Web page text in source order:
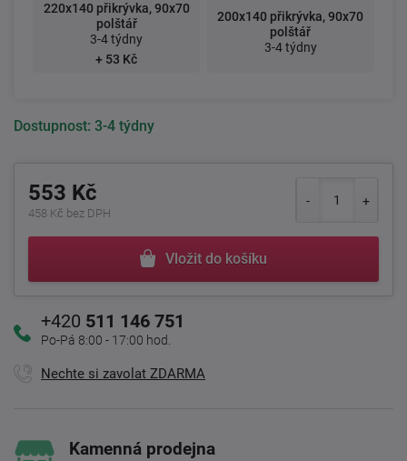
220x140 přikrývka, 90x70
polštář
3-4 týdny
+ 53 Kč
200x140 přikrývka, 90x70
polštář
3-4 týdny
Dostupnost: 3-4 týdny
553 Kč
458 Kč bez DPH
Vložit do košíku
+420 511 146 751
Po-Pá 8:00 - 17:00 hod.
Nechte si zavolat ZDARMA
Kamenná prodejna